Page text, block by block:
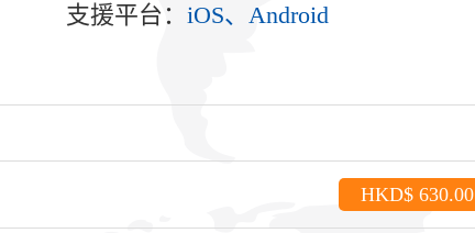
支援平台： iOS、Android
HKD$ 630.00